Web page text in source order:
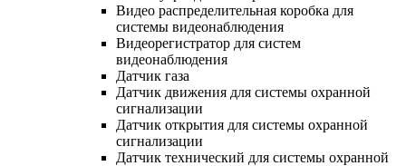
Видео распределительная коробка для
системы видеонаблюдения
Видеорегистратор для систем
видеонаблюдения
Датчик газа
Датчик движения для системы охранной
сигнализации
Датчик открытия для системы охранной
сигнализации
Датчик технический для системы охранной